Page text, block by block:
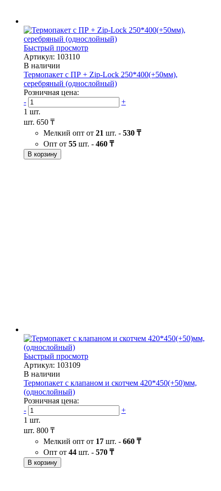
Быстрый просмотр
Артикул: 103110
В наличии
Термопакет с ПР + Zip-Lock 250*400(+50мм),
серебряный (однослойный)
Розничная цена:
-
+
1 шт.
шт. 650 ₸
Мелкий опт от 21 шт. - 530 ₸
Опт от 55 шт. - 460 ₸
В корзину
Быстрый просмотр
Артикул: 103109
В наличии
Термопакет с клапаном и скотчем 420*450(+50)мм,
(однослойный)
Розничная цена:
-
+
1 шт.
шт. 800 ₸
Мелкий опт от 17 шт. - 660 ₸
Опт от 44 шт. - 570 ₸
В корзину